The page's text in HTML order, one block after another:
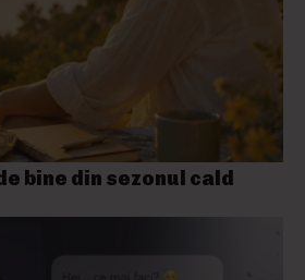
bine din sezonul cald